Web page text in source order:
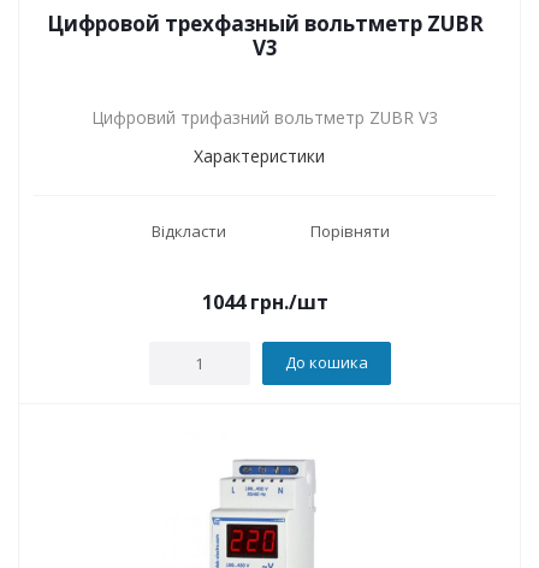
Цифровой трехфазный вольтметр ZUBR
V3
Цифровий трифазний вольтметр ZUBR V3
Характеристики
Відкласти Порівняти
1044грн./шт
До кошика